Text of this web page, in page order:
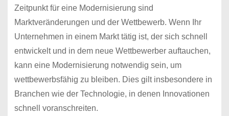
Zeitpunkt für eine Modernisierung sind
Marktveränderungen und der Wettbewerb. Wenn Ihr
Unternehmen in einem Markt tätig ist, der sich schnell
entwickelt und in dem neue Wettbewerber auftauchen,
kann eine Modernisierung notwendig sein, um
wettbewerbsfähig zu bleiben. Dies gilt insbesondere in
Branchen wie der Technologie, in denen Innovationen
schnell voranschreiten.